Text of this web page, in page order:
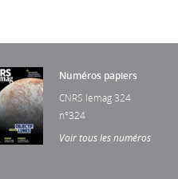
Numéros papiers
CNRS lemag 324
n°324
Voir tous les numéros